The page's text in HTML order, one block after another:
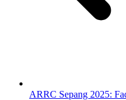
ARRC Sepang 2025: